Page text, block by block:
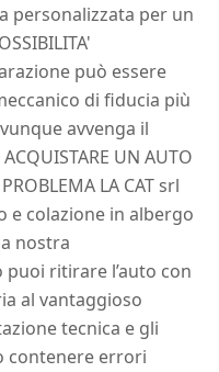
personalizzata per un
può essere
di fiducia più
avvenga il
UN AUTO
LA CAT srl
colazione in albergo
nostra
ritirare l’auto con
al vantaggioso
tecnica e gli
contenere errori